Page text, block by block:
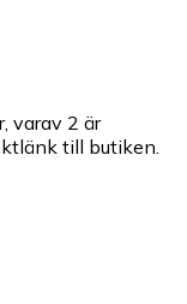
varav 2 är
till butiken.